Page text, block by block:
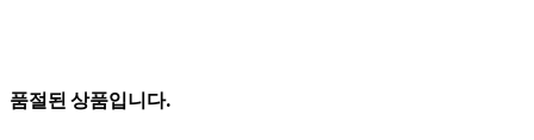
품절된 상품입니다.